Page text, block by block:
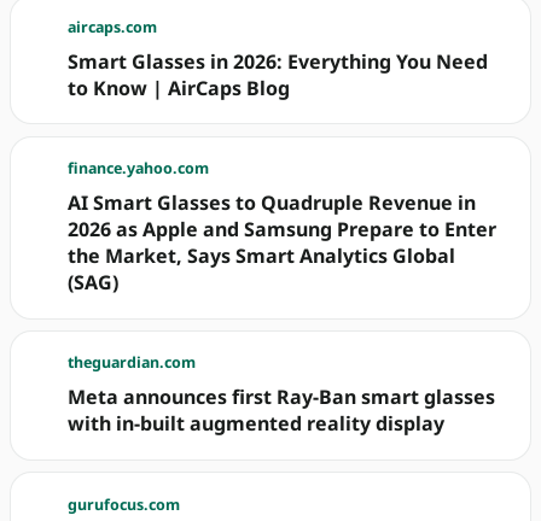
aircaps.com
Smart Glasses in 2026: Everything You Need
to Know | AirCaps Blog
finance.yahoo.com
AI Smart Glasses to Quadruple Revenue in
2026 as Apple and Samsung Prepare to Enter
the Market, Says Smart Analytics Global
(SAG)
theguardian.com
Meta announces first Ray-Ban smart glasses
with in-built augmented reality display
gurufocus.com